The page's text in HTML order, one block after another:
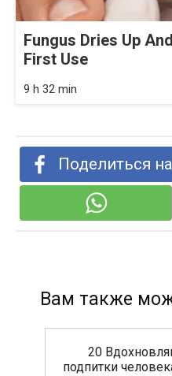
Fungus Dries Up
First Use
9 h 32 min
Поделиться
Вам также
20
подпитки